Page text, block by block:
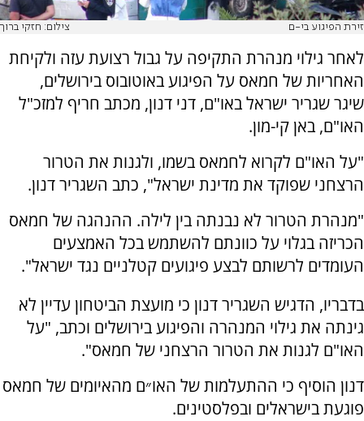
זירת הפיגוע בי-ם צילום: חזקי ברוך
לאחר גילוי מנהרת התקיפה על גבול רצועת עזה ולקיחת
האחריות של חמאס על הפיגוע באוטובוס בירושלים,
שיגר שגריר ישראל באו"ם, דני דנון, מכתב חריף למזכ"ל
האו"ם, באן קי-מון.
"על האו"ם לקרוא לחמאס בשמו, ולגנות את הטרור
הרצחני שפוקד את מדינת ישראל", כתב השגריר דנון.
"מנהרת הטרור לא נבנתה בין לילה. ההנהגה של חמאס
הכריזה בגלוי על כוונתם להשתמש בכל האמצעים
העומדים לרשותם לבצע פיגועים קטלניים נגד ישראל".
בדבריו, הדגיש השגריר דנון כי מועצת הביטחון עדיין לא
גינתה את גילוי המנהרה והפיגוע בירושלים וכתב, "על
האו"ם לגנות את הטרור הרצחני של חמאס".
דנון הוסיף כי ההתעלמות של האו״ם מהאיומים של חמאס
פוגעת בישראלים ובפלסטינים.